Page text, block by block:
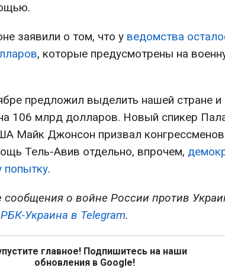
заявили о том, что у ведомства
, которые предусмотрены на
предложил выделить нашей стране и
106 млрд долларов. Новый спикер
Майк Джонсон призвал конгрессменов
Тель-Авив отдельно, впрочем,
попытку.
о войне России против
РБК-Украина в Telegram.
главное! Подпишитесь на наши
обновления в Google!